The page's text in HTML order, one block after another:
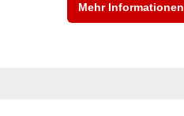
Mehr Informationen